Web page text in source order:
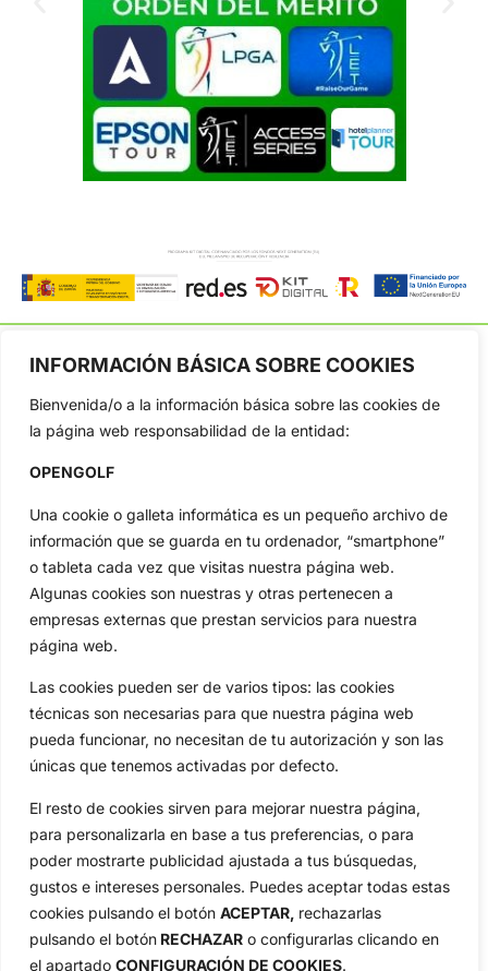
INFORMACIÓN BÁSICA SOBRE COOKIES
Bienvenida/o a la información básica sobre las cookies de
la página web responsabilidad de la entidad:
OPENGOLF
Una cookie o galleta informática es un pequeño archivo de
información que se guarda en tu ordenador, “smartphone”
o tableta cada vez que visitas nuestra página web.
Algunas cookies son nuestras y otras pertenecen a
empresas externas que prestan servicios para nuestra
página web.
Las cookies pueden ser de varios tipos: las cookies
técnicas son necesarias para que nuestra página web
pueda funcionar, no necesitan de tu autorización y son las
únicas que tenemos activadas por defecto.
El resto de cookies sirven para mejorar nuestra página,
para personalizarla en base a tus preferencias, o para
poder mostrarte publicidad ajustada a tus búsquedas,
gustos e intereses personales. Puedes aceptar todas estas
cookies pulsando el botón ACEPTAR, rechazarlas
pulsando el botón RECHAZAR o configurarlas clicando en
el apartado CONFIGURACIÓN DE COOKIES.
OpenGolf ofrece toda la actualidad, información del golf
profesional y amateur, resultados en directo, vídeos, noticias,
Jon Rahm, LIV Golf, PGA Tour, Ryder Cup, DP World Tour, LPGA
Categorias
Inicio
Actualidad
Amateurs
Circuitos
Jon Rahm
Ryder Cup
Reglas
Compañía
Aviso Legal
Política de Privacidad
Publicidad
Newsletters
Copyright © 2025 OpenGolf | Diseño por